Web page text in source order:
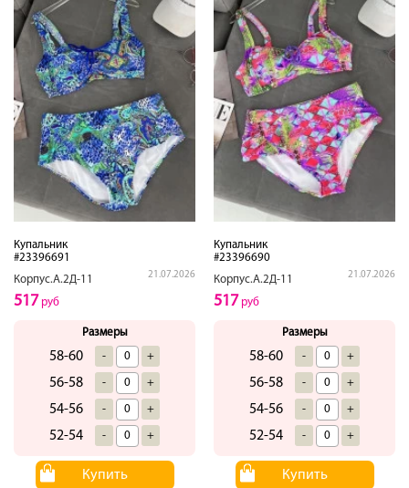
Купальник
#23396691
Корпус.А.2Д-11
21.07.2026
517 руб
Размеры
58-60 - +
56-58 - +
54-56 - +
52-54 - +
Купить
Купальник
#23396690
Корпус.А.2Д-11
21.07.2026
517 руб
Размеры
58-60 - +
56-58 - +
54-56 - +
52-54 - +
Купить